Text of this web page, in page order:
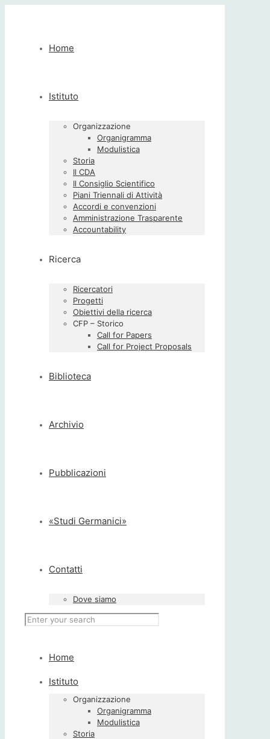
Home
Istituto
Organizzazione
Organigramma
Modulistica
Storia
Il CDA
Il Consiglio Scientifico
Piani Triennali di Attività
Accordi e convenzioni
Amministrazione Trasparente
Accountability
Ricerca
Ricercatori
Progetti
Obiettivi della ricerca
CFP – Storico
Call for Papers
Call for Project Proposals
Biblioteca
Archivio
Pubblicazioni
«Studi Germanici»
Contatti
Dove siamo
Home
Istituto
Organizzazione
Organigramma
Modulistica
Storia